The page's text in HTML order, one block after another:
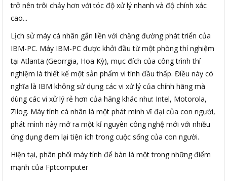
trở nên trôi chảy hơn với tóc độ xử lý nhanh và độ chính xác
cao...
Lịch sử máy cá nhân gắn liền với chặng đường phát triển của
IBM-PC. Máy IBM-PC được khởi đầu từ một phòng thí nghiệm
tại Atlanta (Georrgia, Hoa Kỳ), mục đích của công trình thí
nghiệm là thiết kế một sản phẩm vi tính đầu thấp. Điều này có
nghĩa là IBM không sử dụng các vi xử lý của chính hãng mà
dùng các vi xử lý rẻ hơn của hãng khác như: Intel, Motorola,
Zilog. Máy tính cá nhân là một phát minh vĩ đại của con người,
phát mình này mở ra một kỉ nguyên công nghệ mới với nhiều
ứng dụng đem lại tiện ích trong cuộc sống của con người.
Hiện tại, phân phối máy tính để bàn là một trong những điểm
mạnh của Fptcomputer